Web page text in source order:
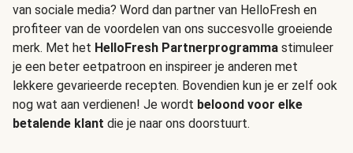
van sociale media? Word dan partner van HelloFresh en
profiteer van de voordelen van ons succesvolle groeiende
merk. Met het HelloFresh Partnerprogramma stimuleer
je een beter eetpatroon en inspireer je anderen met
lekkere gevarieerde recepten. Bovendien kun je er zelf ook
nog wat aan verdienen! Je wordt beloond voor elke
betalende klant die je naar ons doorstuurt.